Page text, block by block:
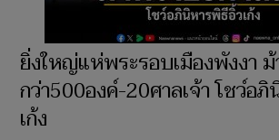
ยิ่งใหญ่แห่พระรอบเมืองพังงา
กว่า500องค์-20ศาลเจ้า โชว์อ
เก้ง